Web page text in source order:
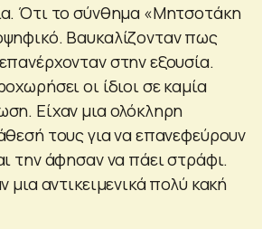
Ότι το σύνθημα «Μητσοτάκη
Βαυκαλίζονταν πως
στην εξουσία.
οι ίδιοι σε καμία
Είχαν μια ολόκληρη
τους για να επανεφεύρουν
την άφησαν να πάει στράφι.
μια αντικειμενικά πολύ κακή